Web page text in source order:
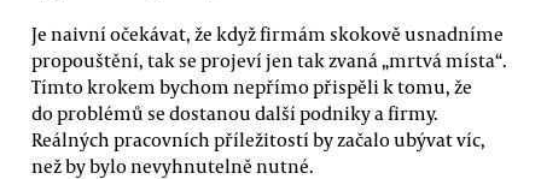
Je naivní očekávat, že když firmám skokově usnadníme
propouštění, tak se projeví jen tak zvaná „mrtvá místa“.
Tímto krokem bychom nepřímo přispěli k tomu, že
do problémů se dostanou další podniky a firmy.
Reálných pracovních příležitostí by začalo ubývat víc,
než by bylo nevyhnutelně nutné.